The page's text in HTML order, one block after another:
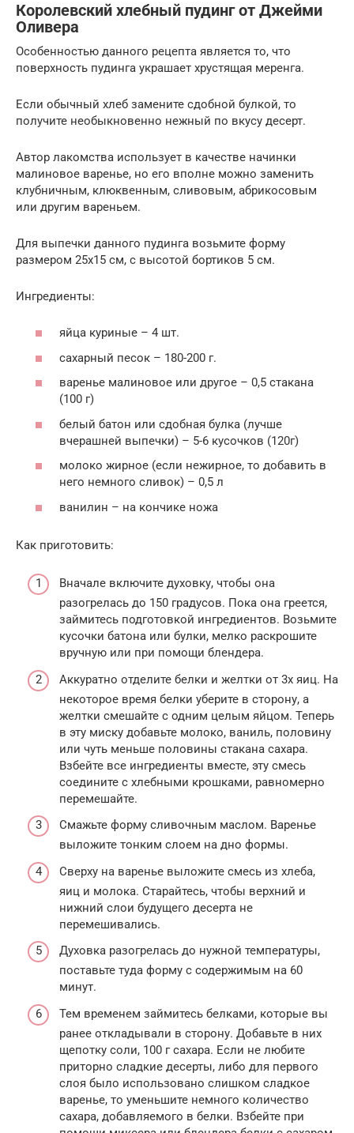
Королевский хлебный пудинг от Джейми
Оливера
Особенностью данного рецепта является то, что
поверхность пудинга украшает хрустящая меренга.
Если обычный хлеб замените сдобной булкой, то
получите необыкновенно нежный по вкусу десерт.
Автор лакомства использует в качестве начинки
малиновое варенье, но его вполне можно заменить
клубничным, клюквенным, сливовым, абрикосовым
или другим вареньем.
Для выпечки данного пудинга возьмите форму
размером 25х15 см, с высотой бортиков 5 см.
Ингредиенты:
яйца куриные – 4 шт.
сахарный песок – 180-200 г.
варенье малиновое или другое – 0,5 стакана
(100 г)
белый батон или сдобная булка (лучше
вчерашней выпечки) – 5-6 кусочков (120г)
молоко жирное (если нежирное, то добавить в
него немного сливок) – 0,5 л
ванилин – на кончике ножа
Как приготовить:
Вначале включите духовку, чтобы она
разогрелась до 150 градусов. Пока она греется,
займитесь подготовкой ингредиентов. Возьмите
кусочки батона или булки, мелко раскрошите
вручную или при помощи блендера.
Аккуратно отделите белки и желтки от 3х яиц. На
некоторое время белки уберите в сторону, а
желтки смешайте с одним целым яйцом. Теперь
в эту миску добавьте молоко, ваниль, половину
или чуть меньше половины стакана сахара.
Взбейте все ингредиенты вместе, эту смесь
соедините с хлебными крошками, равномерно
перемешайте.
Смажьте форму сливочным маслом. Варенье
выложите тонким слоем на дно формы.
Сверху на варенье выложите смесь из хлеба,
яиц и молока. Старайтесь, чтобы верхний и
нижний слои будущего десерта не
перемешивались.
Духовка разогрелась до нужной температуры,
поставьте туда форму с содержимым на 60
минут.
Тем временем займитесь белками, которые вы
ранее откладывали в сторону. Добавьте в них
щепотку соли, 100 г сахара. Если не любите
приторно сладкие десерты, либо для первого
слоя было использовано слишком сладкое
варенье, то уменьшите немного количество
сахара, добавляемого в белки. Взбейте при